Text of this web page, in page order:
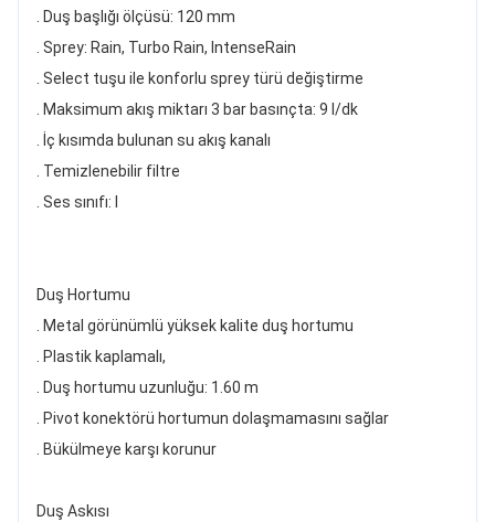
. Duş başlığı ölçüsü: 120 mm
. Sprey: Rain, Turbo Rain, IntenseRain
. Select tuşu ile konforlu sprey türü değiştirme
. Maksimum akış miktarı 3 bar basınçta: 9 l/dk
. İç kısımda bulunan su akış kanalı
. Temizlenebilir filtre
. Ses sınıfı: I
Duş Hortumu
. Metal görünümlü yüksek kalite duş hortumu
. Plastik kaplamalı,
. Duş hortumu uzunluğu: 1.60 m
. Pivot konektörü hortumun dolaşmamasını sağlar
. Bükülmeye karşı korunur
Duş Askısı